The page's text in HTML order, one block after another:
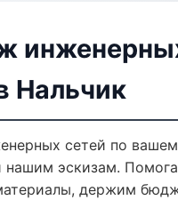
Нальчик
сетей по
нашим эскизам.
держим